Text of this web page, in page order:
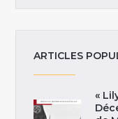
ARTICLES
«